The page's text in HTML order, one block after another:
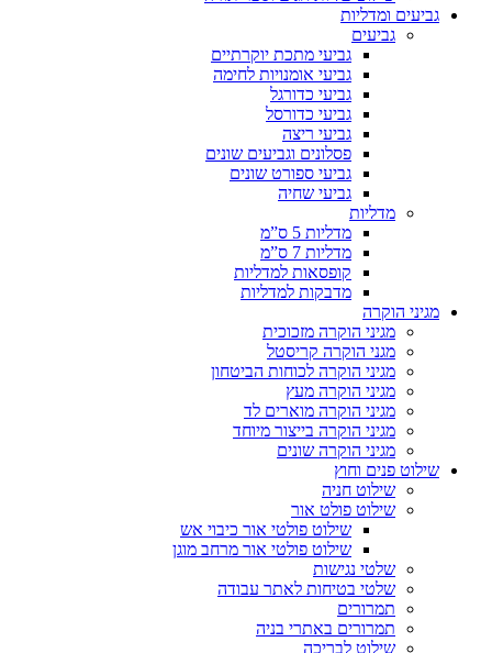
גביעים ומדליות
גביעים
גביעי מתכת יוקרתיים
גביעי אומנויות לחימה
גביעי כדורגל
גביעי כדורסל
גביעי ריצה
פסלונים וגביעים שונים
גביעי ספורט שונים
גביעי שחיה
מדליות
מדליות 5 ס”מ
מדליות 7 ס”מ
קופסאות למדליות
מדבקות למדליות
מגיני הוקרה
מגיני הוקרה מזכוכית
מגני הוקרה קריסטל
מגיני הוקרה לכוחות הביטחון
מגיני הוקרה מעץ
מגיני הוקרה מוארים לד
מגיני הוקרה בייצור מיוחד
מגיני הוקרה שונים
שילוט פנים וחוץ
שילוט חניה
שילוט פולט אור
שילוט פולטי אור כיבוי אש
שילוט פולטי אור מרחב מוגן
שלטי נגישות
שלטי בטיחות לאתר עבודה
תמרורים
תמרורים באתרי בניה
שילוט לבריכה